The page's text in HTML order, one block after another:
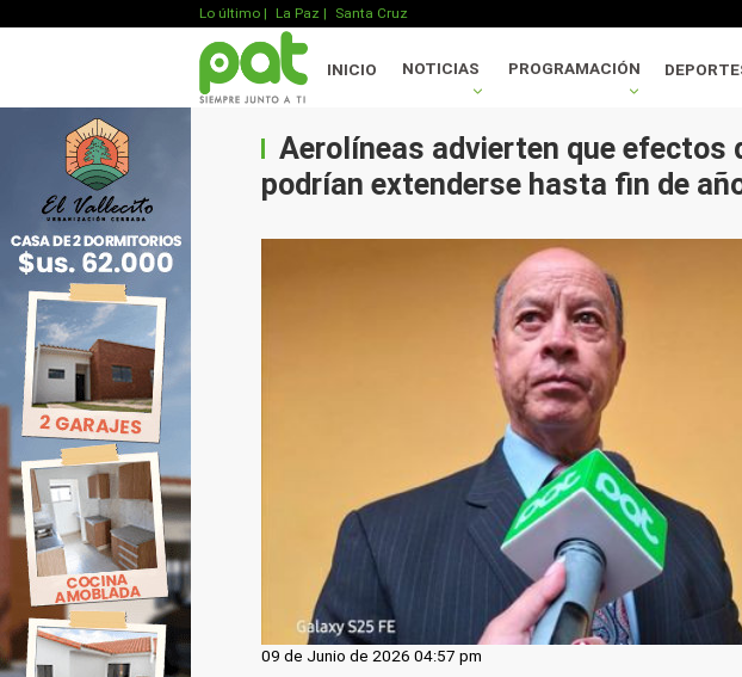
Lo último | La Paz | Santa Cruz
INICIO NOTICIAS PROGRAMACIÓN
Aerolíneas advierten que efectos
podrían extenderse hasta fin de
09 de Junio de 2026 04:57 pm